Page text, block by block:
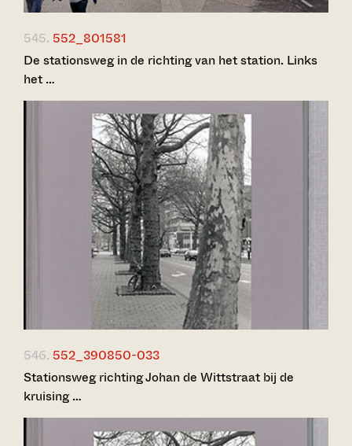
545. 552_801581
De stationsweg in de richting van het station. Links
het …
546. 552_390850-033
Stationsweg richting Johan de Wittstraat bij de
kruising …